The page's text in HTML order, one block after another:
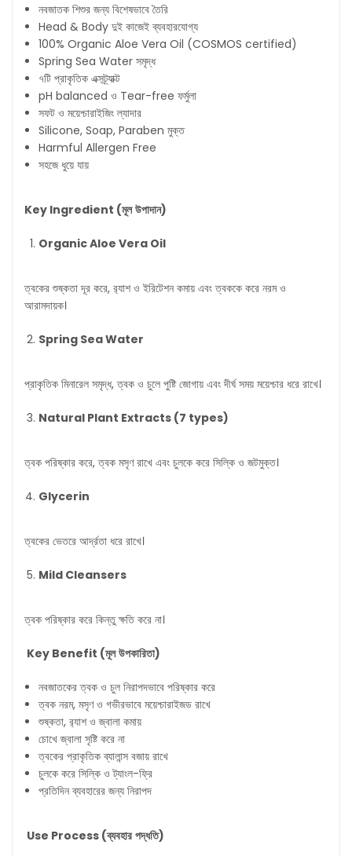
নবজাতক শিশুর জন্য বিশেষভাবে তৈরি
Head & Body দুই কাজেই ব্যবহারযোগ্য
100% Organic Aloe Vera Oil (COSMOS certified)
Spring Sea Water সমৃদ্ধ
৭টি প্রাকৃতিক এক্সট্র্যাক্ট
pH balanced ও Tear-free ফর্মুলা
সফট ও ময়েশ্চারাইজিং ল্যাদার
Silicone, Soap, Paraben মুক্ত
Harmful Allergen Free
সহজে ধুয়ে যায়
Key Ingredient (মূল উপাদান)
Organic Aloe Vera Oil
ত্বকের শুষ্কতা দূর করে, র‍্যাশ ও ইরিটেশন কমায় এবং ত্বককে করে নরম ও
আরামদায়ক।
Spring Sea Water
প্রাকৃতিক মিনারেল সমৃদ্ধ, ত্বক ও চুলে পুষ্টি জোগায় এবং দীর্ঘ সময় ময়েশ্চার ধরে রাখে।
Natural Plant Extracts (7 types)
ত্বক পরিষ্কার করে, ত্বক মসৃণ রাখে এবং চুলকে করে সিল্কি ও জটমুক্ত।
Glycerin
ত্বকের ভেতরে আর্দ্রতা ধরে রাখে।
Mild Cleansers
ত্বক পরিষ্কার করে কিন্তু ক্ষতি করে না।
Key Benefit (মূল উপকারিতা)
নবজাতকের ত্বক ও চুল নিরাপদভাবে পরিষ্কার করে
ত্বক নরম, মসৃণ ও গভীরভাবে ময়েশ্চারাইজড রাখে
শুষ্কতা, র‍্যাশ ও জ্বালা কমায়
চোখে জ্বালা সৃষ্টি করে না
ত্বকের প্রাকৃতিক ব্যালান্স বজায় রাখে
চুলকে করে সিল্কি ও ট্যাংল-ফ্রি
প্রতিদিন ব্যবহারের জন্য নিরাপদ
Use Process (ব্যবহার পদ্ধতি)